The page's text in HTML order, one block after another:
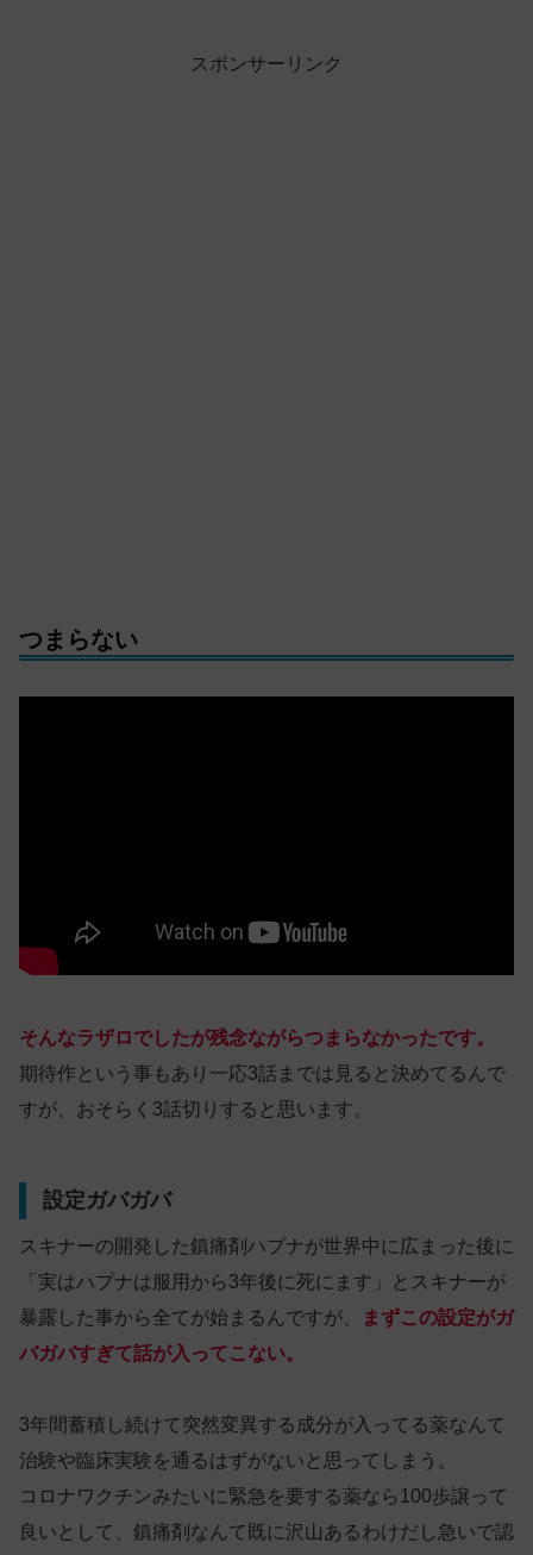
スポンサーリンク
つまらない
そんなラザロでしたが残念ながらつまらなかったです。
期待作という事もあり一応3話までは見ると決めてるんで
すが、おそらく3話切りすると思います。
設定ガバガバ
スキナーの開発した鎮痛剤ハプナが世界中に広まった後に
「実はハプナは服用から3年後に死にます」とスキナーが
暴露した事から全てが始まるんですが、
まずこの設定がガ
バガバすぎて話が入ってこない。
3年間蓄積し続けて突然変異する成分が入ってる薬なんて
治験や臨床実験を通るはずがないと思ってしまう。
コロナワクチンみたいに緊急を要する薬なら100歩譲って
良いとして、鎮痛剤なんて既に沢山あるわけだし急いで認